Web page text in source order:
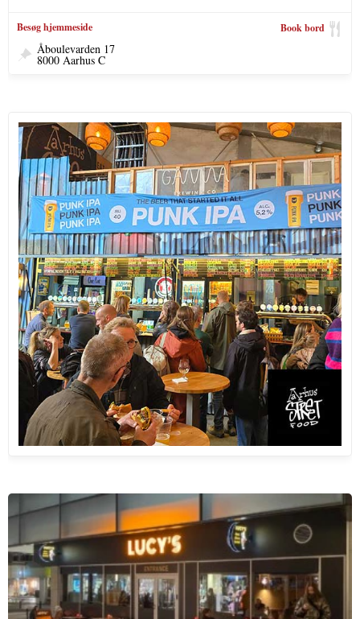
Besøg hjemmeside Book bord
Åboulevarden 17
8000 Aarhus C